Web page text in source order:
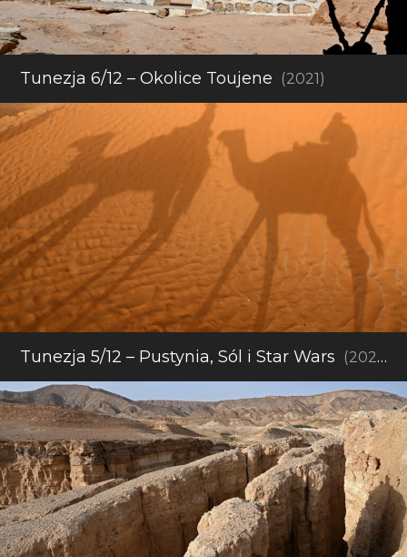
Tunezja 6/12 – Okolice Toujene (2021)
Tunezja 5/12 – Pustynia, Sól i Star Wars (2021)